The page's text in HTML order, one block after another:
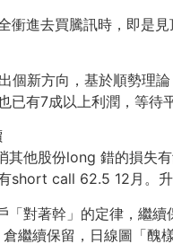
進去買騰訊時，即是見
個新方向，基於順勢理
有7成以上利潤，等待平
他股份long 錯的損失有
short call 62.5 12月。升
對著幹」的定律，繼
續保留，日線圖「醜樣